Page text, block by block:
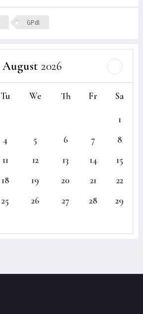
GPdI
August 2026
Tu We Th Fr Sa
1
4 5 6 7
8
11 12 13 14
15
18 19 20 21
22
25 26 27 28
29